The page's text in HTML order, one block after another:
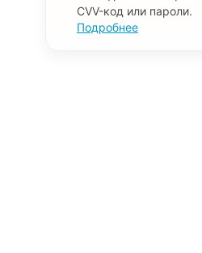
CVV-код или пароли.
Подробнее